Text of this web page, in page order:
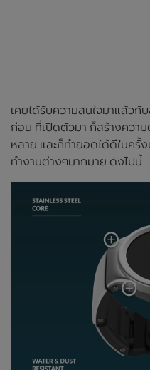
เคยได้รับความสนใจมาแล้วกั
ก่อน ที่เปิดตัวมา ก็สร้างควา
หลาย และก็ทำยอดได้ดีในครั้
ทำงานต่างๆมากมาย ดังไปนี้